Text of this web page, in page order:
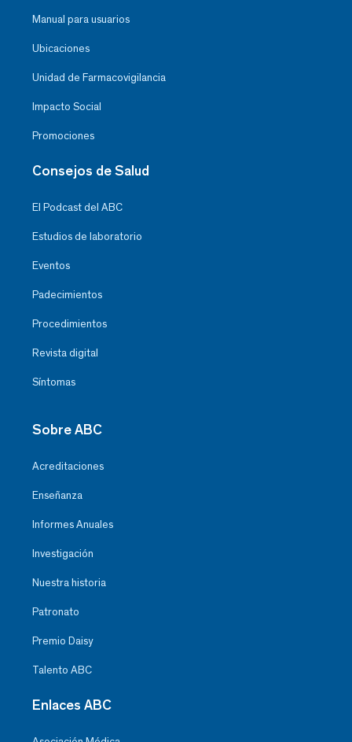
Manual para usuarios
Ubicaciones
Unidad de Farmacovigilancia
Impacto Social
Promociones
Consejos de Salud
El Podcast del ABC
Estudios de laboratorio
Eventos
Padecimientos
Procedimientos
Revista digital
Síntomas
Sobre ABC
Acreditaciones
Enseñanza
Informes Anuales
Investigación
Nuestra historia
Patronato
Premio Daisy
Talento ABC
Enlaces ABC